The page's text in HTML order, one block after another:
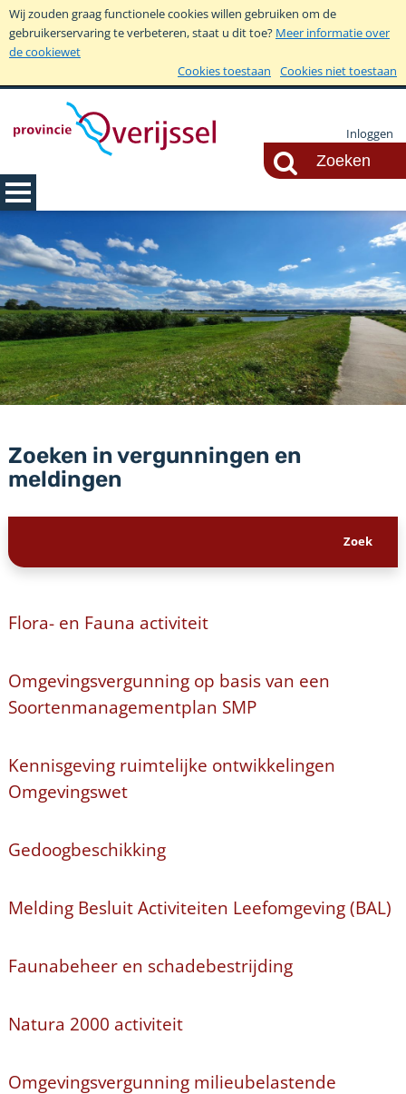
Wij zouden graag functionele cookies willen gebruiken om de
gebruikerservaring te verbeteren, staat u dit toe? Meer informatie over
de cookiewet
Cookies toestaan
Cookies niet toestaan
Inloggen
Zoeken in vergunningen en
meldingen
Flora- en Fauna activiteit
Omgevingsvergunning op basis van een
Soortenmanagementplan SMP
Kennisgeving ruimtelijke ontwikkelingen
Omgevingswet
Gedoogbeschikking
Melding Besluit Activiteiten Leefomgeving (BAL)
Faunabeheer en schadebestrijding
Natura 2000 activiteit
Omgevingsvergunning milieubelastende